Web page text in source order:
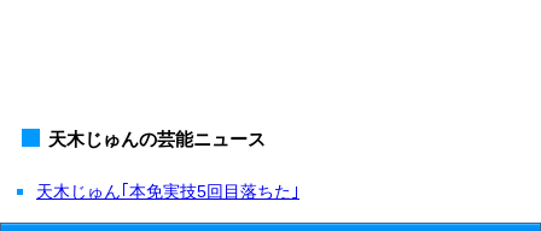
天木じゅんの芸能ニュース
天木じゅん｢本免実技5回目落ちた｣